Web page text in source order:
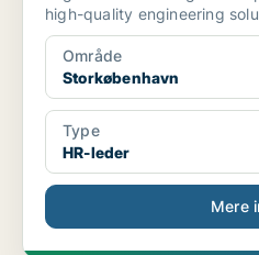
high-quality engineering
Område
Storkøbenhavn
Type
HR-leder
Mere